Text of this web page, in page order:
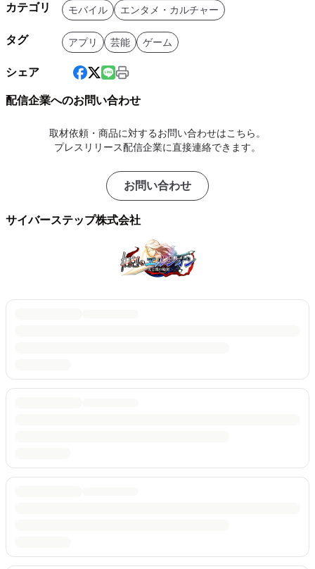
カテゴリ モバイル エンタメ・カルチャー
タグ アプリ 芸能 ゲーム
シェア
配信企業へのお問い合わせ
取材依頼・商品に対するお問い合わせはこちら。
プレスリリース配信企業に直接連絡できます。
お問い合わせ
サイバーステップ株式会社